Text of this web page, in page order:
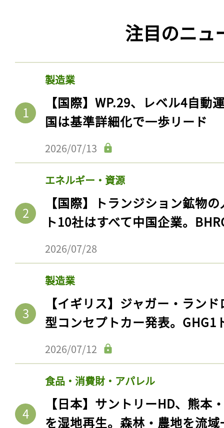
注目のニュ
製造業
【国際】WP.29、レベル4自動
国は基準詳細化で一歩リード
2026/07/13
エネルギー・資源
【国際】トランジション鉱物
ト10社はすべて中国企業。
2026/07/28
製造業
【イギリス】ジャガー・ラン
型コンセプトカー発表。GHG1
2026/07/12
食品・消費財・アパレル
【日本】サントリーHD、熊本
を湿地再生。森林・農地を流